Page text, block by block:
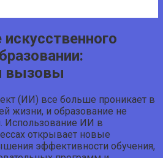
вызовы
(ИИ) все больше проникает в
жизни, и образование не
Использование ИИ в
открывает новые
эффективности обучения,